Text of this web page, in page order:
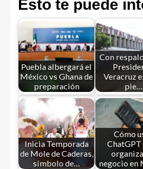
Esto te puede
Puebla albergará el
México vs Ghana de
preparación
Con
Veracruz
pie…
Inicia Temporada
de Mole de Caderas,
símbolo de…
Cómo
ChatGPT
negocio en